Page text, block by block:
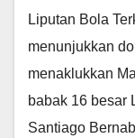
Liputan Bola
menunjukkan
menaklukkan
babak 16 besar
Santiago